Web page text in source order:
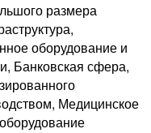
размера
оборудование и
Банковская сфера,
Медицинское